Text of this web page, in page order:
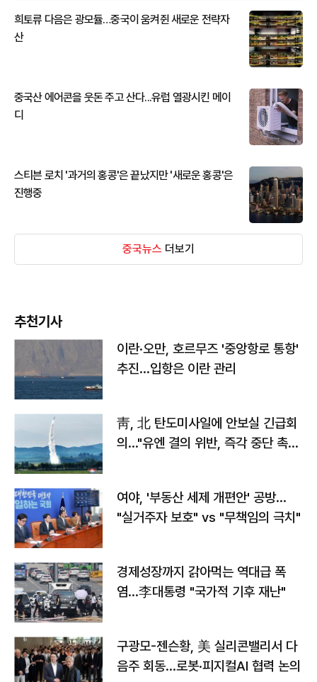
희토류 다음은 광모듈…중국이 움켜쥔 새로운 전략자
산
중국산 에어콘을 웃돈 주고 산다...유럽 열광시킨 메이
디
스티븐 로치 '과거의 홍콩'은 끝났지만 '새로운 홍콩'은
진행중
중국뉴스 더보기
추천기사
이란·오만, 호르무즈 '중앙항로 통항'
추진…입항은 이란 관리
靑, 北 탄도미사일에 안보실 긴급회
의…"유엔 결의 위반, 즉각 중단 촉
여야, '부동산 세제 개편안' 공방…
"실거주자 보호" vs "무책임의 극치"
경제성장까지 갉아먹는 역대급 폭
염…李대통령 "국가적 기후 재난"
구광모-젠슨황, 美 실리콘밸리서 다
음주 회동…로봇·피지컬AI 협력 논의